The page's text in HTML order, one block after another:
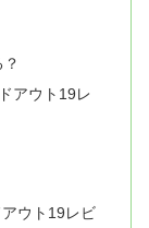
アウト19レ
ウト19レビ